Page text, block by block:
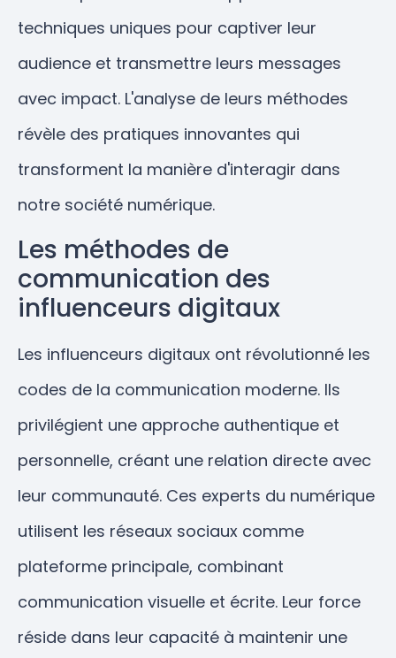
techniques uniques pour captiver leur
audience et transmettre leurs messages
avec impact. L'analyse de leurs méthodes
révèle des pratiques innovantes qui
transforment la manière d'interagir dans
notre société numérique.
Les méthodes de
communication des
influenceurs digitaux
Les influenceurs digitaux ont révolutionné les
codes de la communication moderne. Ils
privilégient une approche authentique et
personnelle, créant une relation directe avec
leur communauté. Ces experts du numérique
utilisent les réseaux sociaux comme
plateforme principale, combinant
communication visuelle et écrite. Leur force
réside dans leur capacité à maintenir une